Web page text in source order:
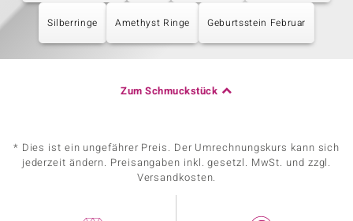
Silberringe Amethyst Ringe Geburtsstein Februar
Zum Schmuckstück
* Dies ist ein ungefährer Preis. Der Umrechnungskurs kann sich
jederzeit ändern. Preisangaben inkl. gesetzl. MwSt. und zzgl.
Versandkosten.